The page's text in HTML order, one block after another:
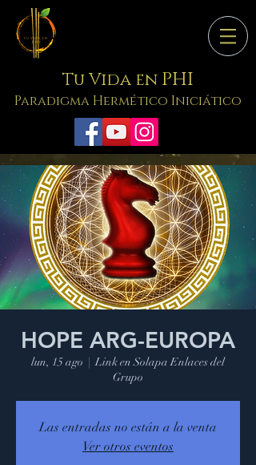
Tu Vida en PHI
Paradigma Hermético Iniciático
HOPE ARG-EUROPA
lun, 15 ago
  |
Link en Solapa Enlaces del
Grupo
Las entradas no están a la venta
Ver otros eventos